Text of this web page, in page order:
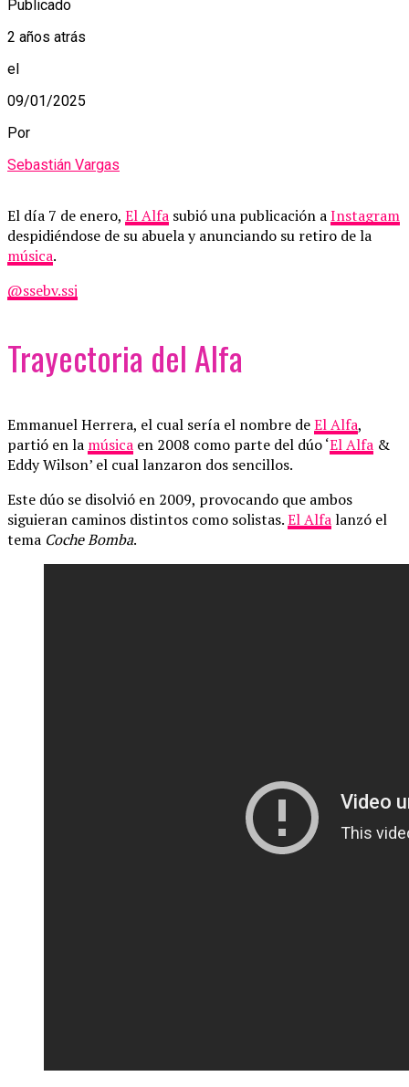
Publicado
2 años atrás
el
09/01/2025
Por
Sebastián Vargas
El día 7 de enero, El Alfa subió una publicación aInstagram
despidiéndose de su abuela y anunciando su retiro de la
música.
@ssebv.ssj
Trayectoria del Alfa
Emmanuel Herrera, el cual sería el nombre deEl Alfa,
partió en la música en 2008 como parte del dúo ‘El Alfa &
Eddy Wilson’ el cual lanzaron dos sencillos.
Este dúo se disolvió en 2009, provocando que ambos
siguieran caminos distintos como solistas.El Alfalanzó el
tema Coche Bomba.